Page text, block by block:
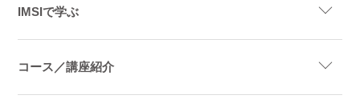
IMSIで学ぶ
コース／講座紹介